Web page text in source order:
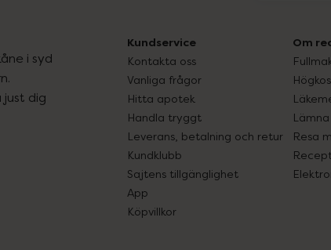
i syd
dig
Kundservice
Kontakta oss
Vanliga frågor
Hitta apotek
Handla tryggt
Leverans, betalning och retur
Kundklubb
Sajtens tillgänglighet
App
Köpvillkor
Om
Resa